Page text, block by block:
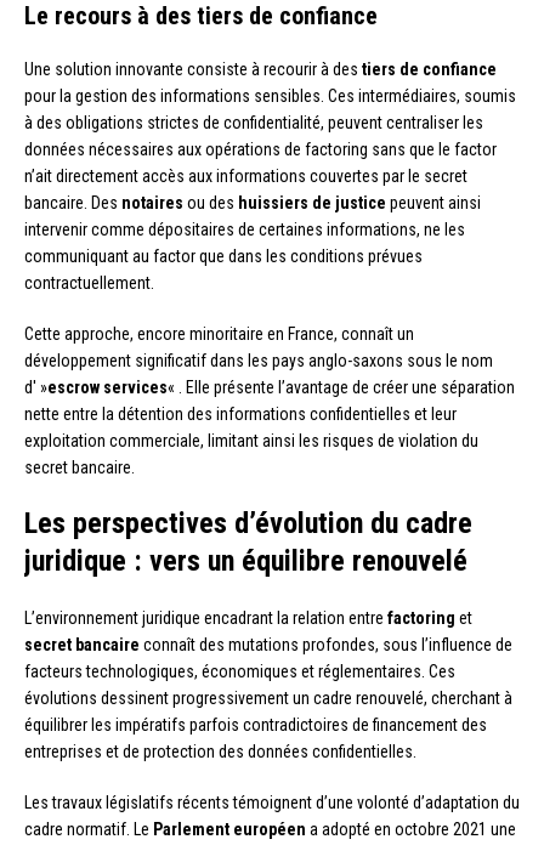
Le recours à des tiers de confiance
Une solution innovante consiste à recourir à des tiers de confiance
pour la gestion des informations sensibles. Ces intermédiaires, soumis
à des obligations strictes de confidentialité, peuvent centraliser les
données nécessaires aux opérations de factoring sans que le factor
n’ait directement accès aux informations couvertes par le secret
bancaire. Des notaires ou des huissiers de justice peuvent ainsi
intervenir comme dépositaires de certaines informations, ne les
communiquant au factor que dans les conditions prévues
contractuellement.
Cette approche, encore minoritaire en France, connaît un
développement significatif dans les pays anglo-saxons sous le nom
d' »escrow services« . Elle présente l’avantage de créer une séparation
nette entre la détention des informations confidentielles et leur
exploitation commerciale, limitant ainsi les risques de violation du
secret bancaire.
Les perspectives d’évolution du cadre
juridique : vers un équilibre renouvelé
L’environnement juridique encadrant la relation entre factoring et
secret bancaire connaît des mutations profondes, sous l’influence de
facteurs technologiques, économiques et réglementaires. Ces
évolutions dessinent progressivement un cadre renouvelé, cherchant à
équilibrer les impératifs parfois contradictoires de financement des
entreprises et de protection des données confidentielles.
Les travaux législatifs récents témoignent d’une volonté d’adaptation du
cadre normatif. Le Parlement européen a adopté en octobre 2021 une